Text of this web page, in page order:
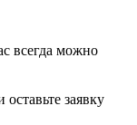
всегда можно
оставьте заявку